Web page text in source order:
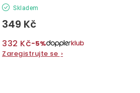
Skladem
349 Kč
332 Kč−5%
Zaregistrujte se ›